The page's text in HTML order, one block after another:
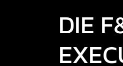
DIE